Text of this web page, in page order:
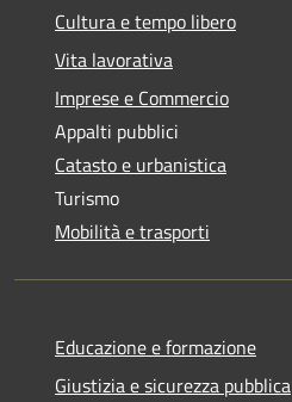
Cultura e tempo libero
Vita lavorativa
Imprese e Commercio
Appalti pubblici
Catasto e urbanistica
Turismo
Mobilità e trasporti
Educazione e formazione
Giustizia e sicurezza pubblica